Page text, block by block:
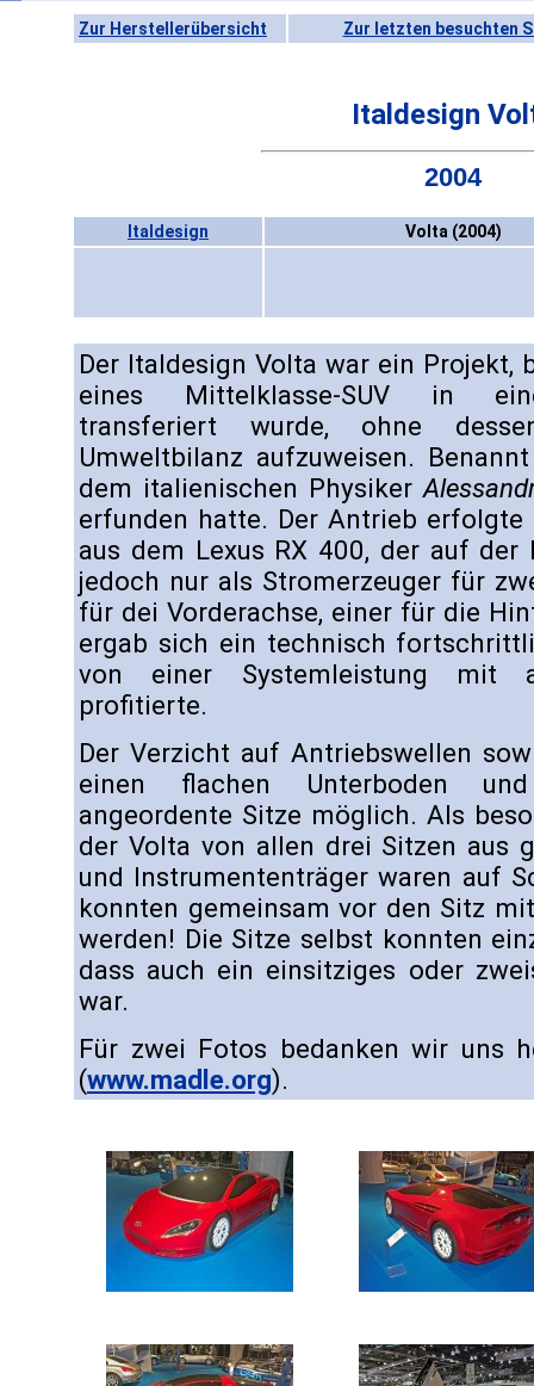
Zur Herstellerübersicht Zur letzten besuchten
Italdesign
2004
Italdesign Volta (2004)
Der Italdesign Volta war ein Projekt,
eines Mittelklasse-SUV in
transferiert wurde, ohne
Umweltbilanz aufzuweisen.
dem italienischen Physiker
erfunden hatte. Der Antrieb erfolgte
aus dem Lexus RX 400, der auf
jedoch nur als Stromerzeuger für
für dei Vorderachse, einer für die
ergab sich ein technisch
von einer Systemleistung mit
profitierte.
Der Verzicht auf Antriebswellen
einen flachen Unterboden
angeordente Sitze möglich. Als
der Volta von allen drei Sitzen aus
und Instrumententräger waren auf
konnten gemeinsam vor den Sitz
werden! Die Sitze selbst konnten
dass auch ein einsitziges oder
war.
Für zwei Fotos bedanken wir uns
(www.madle.org).